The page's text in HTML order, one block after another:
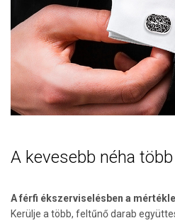
A kevesebb néha több
A férfi ékszerviselésben a
Kerülje a több, feltűnő darab